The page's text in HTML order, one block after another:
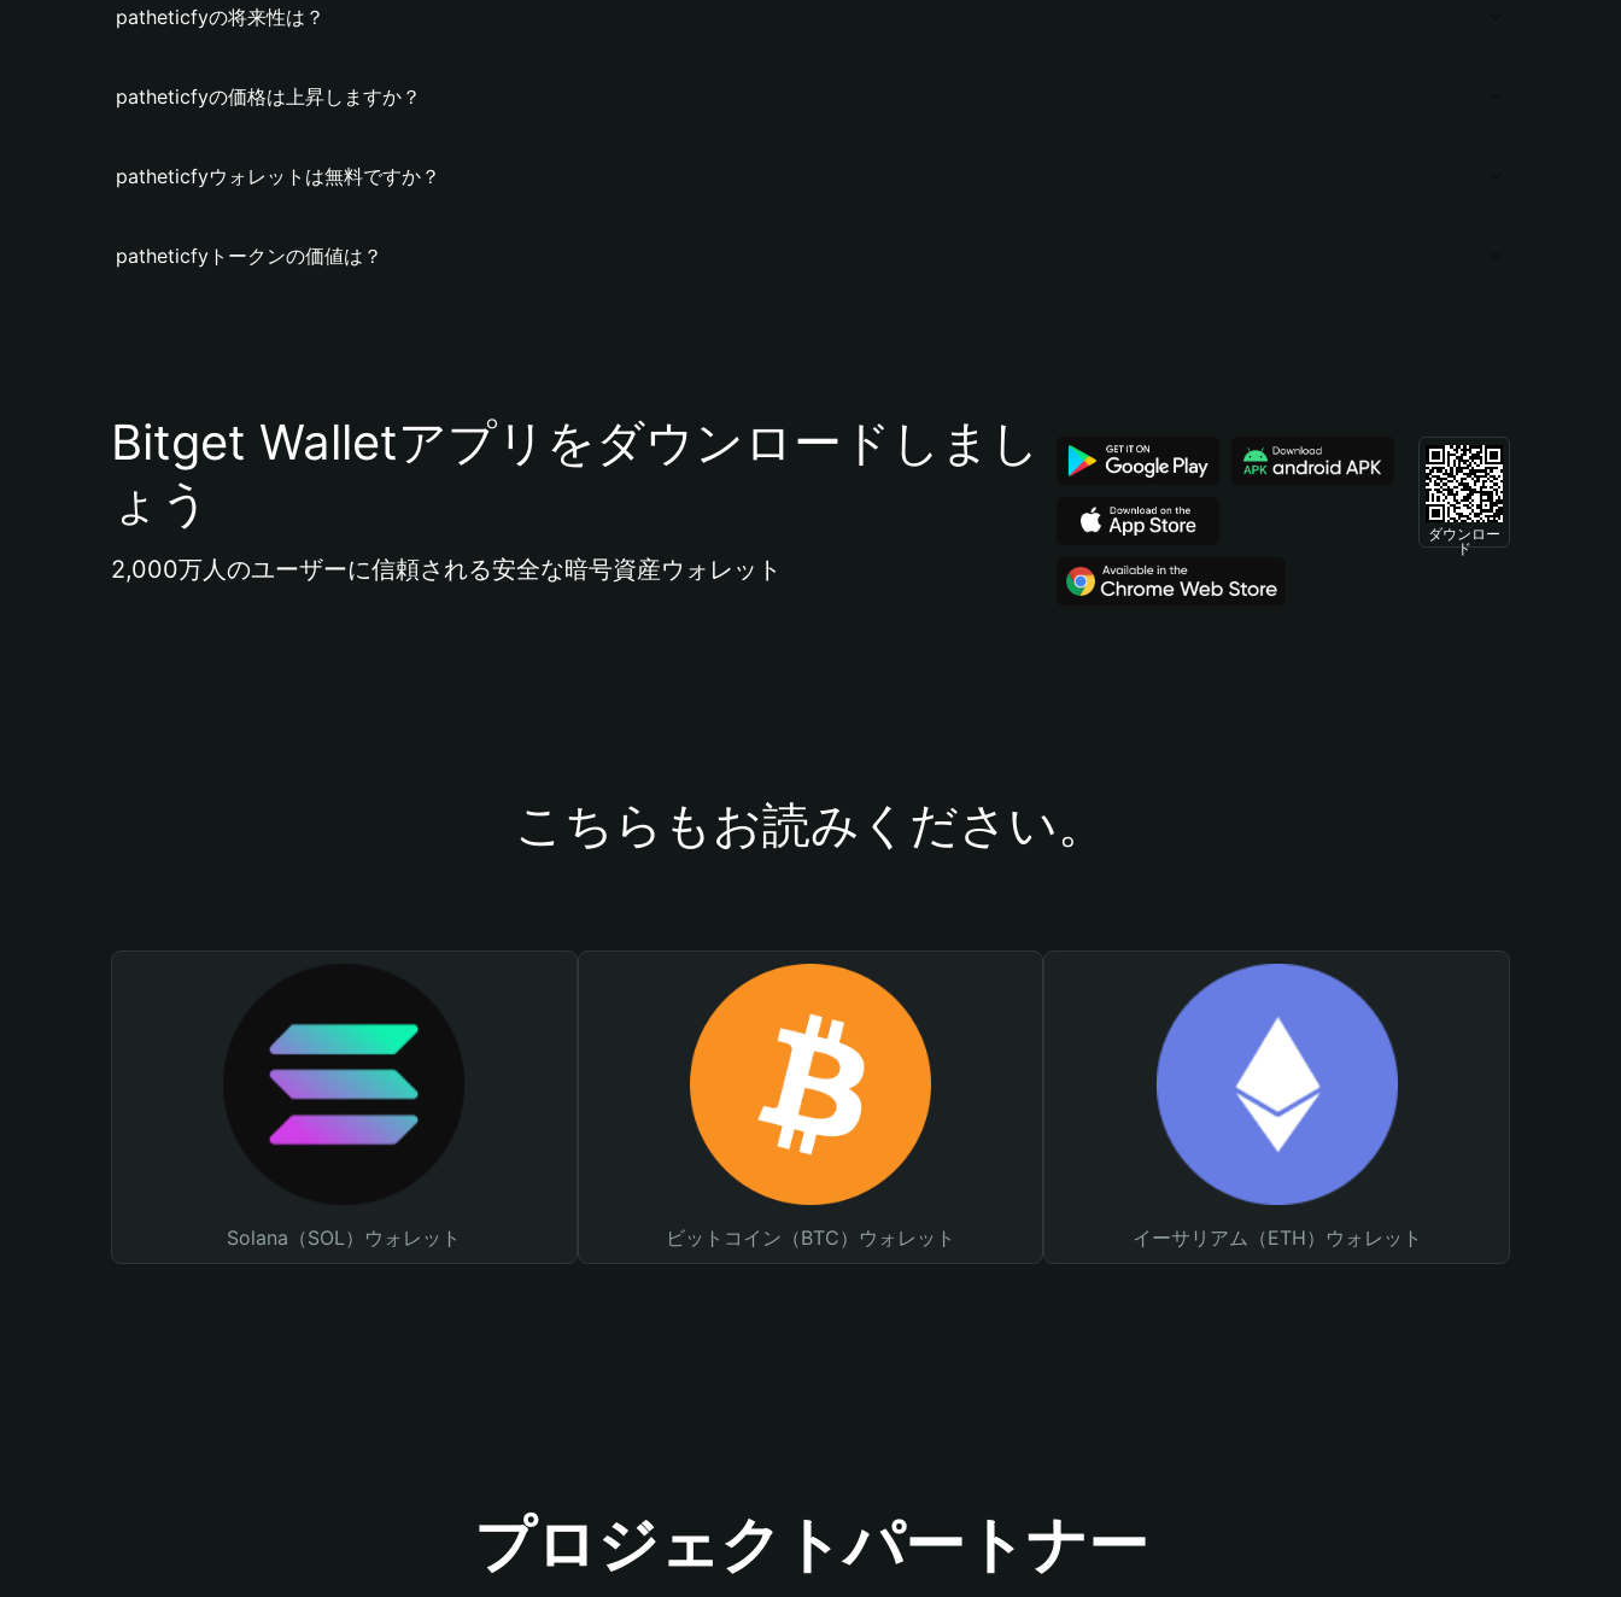
patheticfyの将来性は？
patheticfyの価格は上昇しますか？
patheticfyウォレットは無料ですか？
patheticfyトークンの価値は？
Bitget Walletアプリをダウンロードしまし
ょう
2,000万人のユーザーに信頼される安全な暗号資産ウォレット
ダウンロー
ド
こちらもお読みください。
Solana（SOL）ウォレット ビットコイン（BTC）ウォレット イーサリアム（ETH）ウォレット
プロジェクトパートナー